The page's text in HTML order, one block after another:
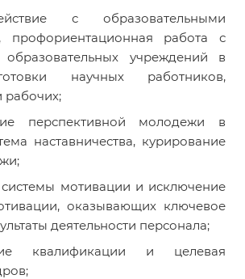
с образовательными
профориентационная работа с
образовательных учреждений в
научных работников,
рабочих;
перспективной молодежи в
наставничества, курирование
мотивации и исключение
оказывающих ключевое
деятельности персонала;
квалификации и целевая